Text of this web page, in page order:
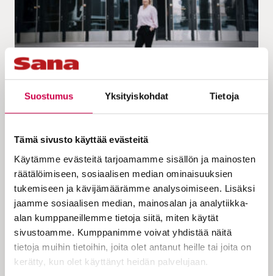
Suostumus Yksityiskohdat Tietoja
Tämä sivusto käyttää evästeitä
Käytämme evästeitä tarjoamamme sisällön ja mainosten
räätälöimiseen, sosiaalisen median ominaisuuksien
tukemiseen ja kävijämäärämme analysoimiseen. Lisäksi
jaamme sosiaalisen median, mainosalan ja analytiikka-
alan kumppaneillemme tietoja siitä, miten käytät
sivustoamme. Kumppanimme voivat yhdistää näitä
tietoja muihin tietoihin, joita olet antanut heille tai joita on
kerätty, kun olet käyttänyt heidän palvelujaan.
KULTTUURI | 29.01.2026
Johanna Vauto otti henkilökohtaisen riskin,
mutta tunsi samalla rauhaa – ”Koin vahvasti,